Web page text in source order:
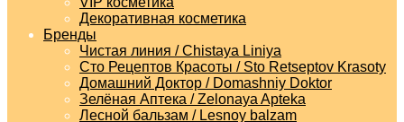
Декоративная косметика
Бренды
Чистая линия / Chistaya Liniya
Сто Рецептов Красоты / Sto Retseptov Krasoty
Домашний Доктор / Domashniy Doktor
Зелёная Аптека / Zelonaya Apteka
Лесной бальзам / Lesnoy balzam